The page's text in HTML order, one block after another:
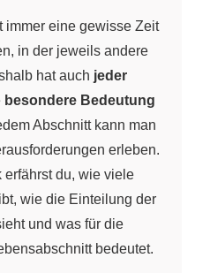
immer eine gewisse Zeit
in der jeweils andere
hat auch jeder
besondere Bedeutung
Abschnitt kann man
erleben.
erfährst du, wie viele
wie die Einteilung der
und was für die
bedeutet.